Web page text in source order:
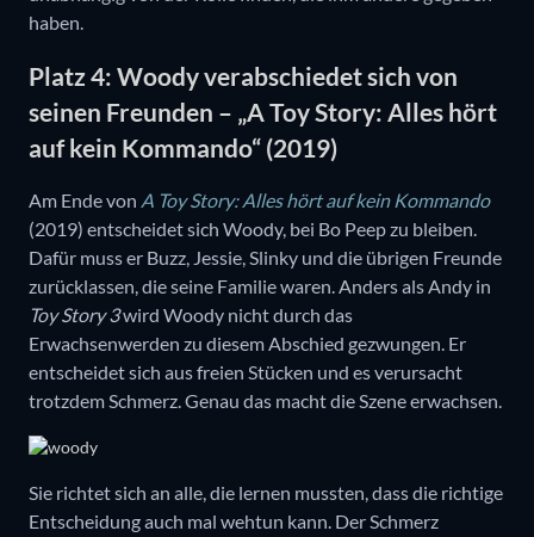
haben.
Platz 4: Woody verabschiedet sich von
seinen Freunden – „A Toy Story: Alles hört
auf kein Kommando“ (2019)
Am Ende von A Toy Story: Alles hört auf kein Kommando
(2019) entscheidet sich Woody, bei Bo Peep zu bleiben.
Dafür muss er Buzz, Jessie, Slinky und die übrigen Freunde
zurücklassen, die seine Familie waren. Anders als Andy in
Toy Story 3wird Woody nicht durch das
Erwachsenwerden zu diesem Abschied gezwungen. Er
entscheidet sich aus freien Stücken und es verursacht
trotzdem Schmerz. Genau das macht die Szene erwachsen.
Sie richtet sich an alle, die lernen mussten, dass die richtige
Entscheidung auch mal wehtun kann. Der Schmerz